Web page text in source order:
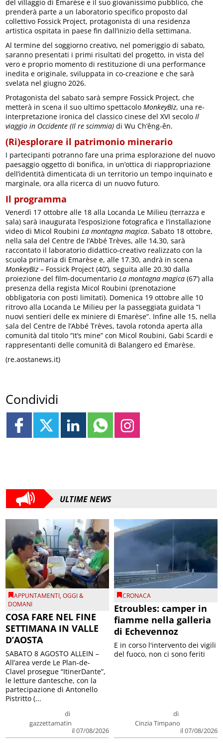
del villaggio di Emarèse e il suo giovanissimo pubblico, che
prenderà parte a un laboratorio specifico proposto dal
collettivo Fossick Project, protagonista di una residenza
artistica ospitata in paese fin dall’inizio della settimana.
Al termine del soggiorno creativo, nel pomeriggio di sabato,
saranno presentati i primi risultati del progetto, in vista del
vero e proprio momento di restituzione di una performance
inedita e originale, sviluppata in co-creazione e che sarà
svelata nel giugno 2026.
Protagonista del sabato sarà sempre Fossick Project, che
metterà in scena il suo ultimo spettacoloMonkeyBiz, una re-
interpretazione ironica del classico cinese del XVI secolo Il
viaggio in Occidente (Il re scimmia) di Wu Ch’êng-ên.
(Ri)esplorare il patrimonio minerario
I partecipanti potranno fare una prima esplorazione del nuovo
paesaggio oggetto di bonifica, in un’ottica di riappropriazione
dell’identità dimenticata di un territorio un tempo inquinato e
marginale, ora alla ricerca di un nuovo futuro.
Il programma
Venerdì 17 ottobre alle 18 alla Locanda Le Milieu (terrazza e
sala) sarà inaugurata l’esposizione fotografica e l’installazione
video di Micol Roubini La montagna magica. Sabato 18 ottobre,
nella sala del Centre de l’Abbé Trèves, alle 14.30, sarà
raccontato il laboratorio didattico-creativo realizzato con la
scuola primaria di Emarèse e, alle 17.30, andrà in scena
MonkeyBiz – Fossick Project (40’), seguita alle 20.30 dalla
proiezione del film-documentario La montagna magica (67’) alla
presenza della regista Micol Roubini (prenotazione
obbligatoria con posti limitati). Domenica 19 ottobre alle 10
ritrovo alla Locanda Le Milieu per la passeggiata guidata “I
nuovi sentieri delle ex miniere di Emarèse”. Infine alle 15, nella
sala del Centre de l’Abbé Trèves, tavola rotonda aperta alla
comunità dal titolo “It’s mine” con Micol Roubini, Gabi Scardi e
rappresentanti delle comunità di Balangero ed Emarèse.
(re.aostanews.it)
Condividi
ULTIME NEWS
APPUNTAMENTI,OGGI &
DOMANI
COSA FARE NEL FINE
SETTIMANA IN VALLE
D’AOSTA
di
gazzettamatin
il 07/08/2026
SABATO 8 AGOSTO ALLEIN –
All’area verde Le Plan-de-
Clavel prosegue “ItinerDante”,
le letture dantesche, con la
partecipazione di Antonello
Pistritto (...
CRONACA
Etroubles: camper in
fiamme nella galleria
di Echevennoz
di
Cinzia Timpano
il 07/08/2026
E in corso l'intervento dei vigili
del fuoco, non ci sono feriti